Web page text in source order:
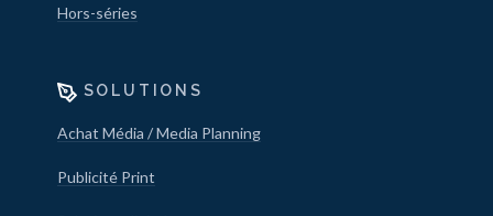
Hors-séries
SOLUTIONS
Achat Média / Media Planning
Publicité Print